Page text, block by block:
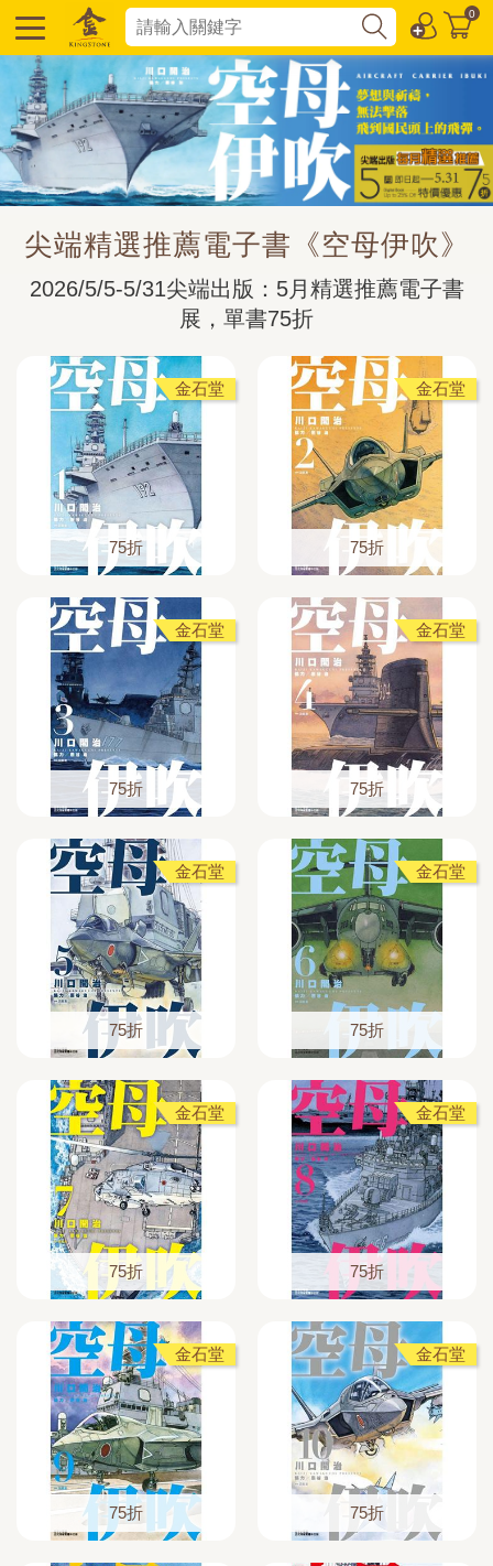
0
尖端精選推薦電子書《空母伊吹》
2026/5/5-5/31尖端出版：5月精選推薦電子書
展，單書75折
金石堂
75折
金石堂
75折
金石堂
75折
金石堂
75折
金石堂
75折
金石堂
75折
金石堂
75折
金石堂
75折
金石堂
75折
金石堂
75折